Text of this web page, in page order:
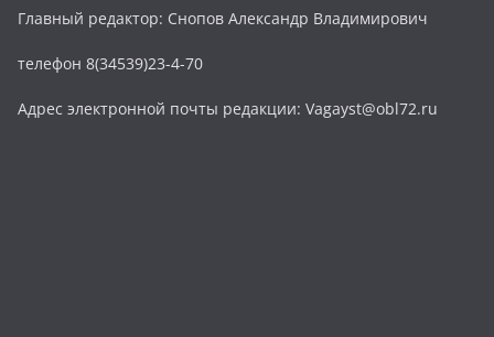
Главный редактор: Снопов Александр Владимирович
телефон 8(34539)23-4-70
Адрес электронной почты редакции: Vagayst@obl72.ru